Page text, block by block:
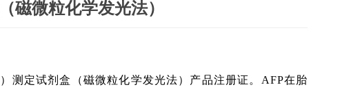
磁微粒化学发光法）
测定试剂盒（磁微粒化学发光法）产品注册证。AFP在胎